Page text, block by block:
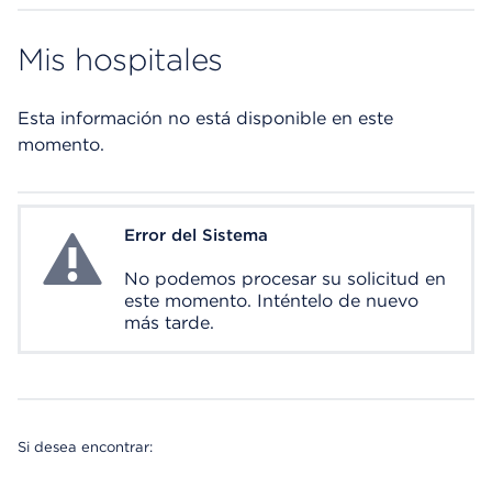
Mis hospitales
Esta información no está disponible en este
momento.
System ErrorError del Sistema
No podemos procesar su solicitud en
este momento. Inténtelo de nuevo
más tarde.
Si desea encontrar: